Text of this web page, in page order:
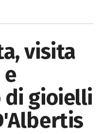
visita
gioielli